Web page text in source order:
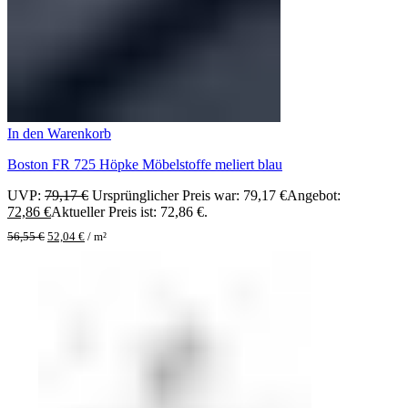
In den Warenkorb
Boston FR 725 Höpke Möbelstoffe meliert blau
UVP: 79,17€ Ursprünglicher Preis war: 79,17 €Angebot:
72,86 €Aktueller Preis ist: 72,86 €.
56,55€ 52,04 € / m²